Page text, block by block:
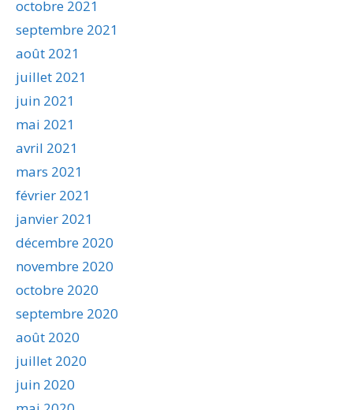
octobre 2021
septembre 2021
août 2021
juillet 2021
juin 2021
mai 2021
avril 2021
mars 2021
février 2021
janvier 2021
décembre 2020
novembre 2020
octobre 2020
septembre 2020
août 2020
juillet 2020
juin 2020